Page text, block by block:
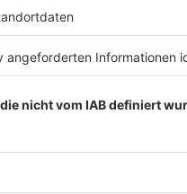
Wohnanlage
Feuer evakuiert
Wohnanlage für ältere